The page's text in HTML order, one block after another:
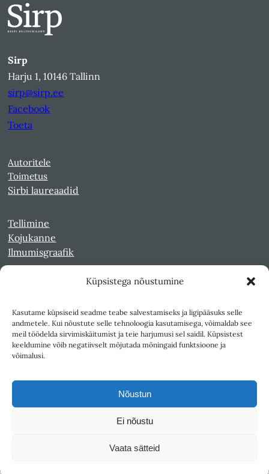
Küpsistega nõustumine
Kasutame küpsiseid seadme teabe salvestamiseks ja ligipääsuks selle
andmetele. Kui nõustute selle tehnoloogia kasutamisega, võimaldab see
meil töödelda sirvimiskäitumist ja teie harjumusi sel saidil. Küpsistest
keeldumine võib negatiivselt mõjutada mõningaid funktsioone ja
võimalusi.
Nõustun
Ei nõustu
Vaata sätteid
Sirp
Harju 1, 10146 Tallinn
sirp@sirp.ee
Facebook
Toeta
Autoritele
Toimetus
Sirbi laureaadid
Tellimine
Kojukanne
Ilmumisgraafik
Kultuurileht 1994-1997
Reede 1989-1990
Sirp ja Vasar 1940-1989
Teksti- ja andmekaeve
Väljaandja SA Kultuurileht